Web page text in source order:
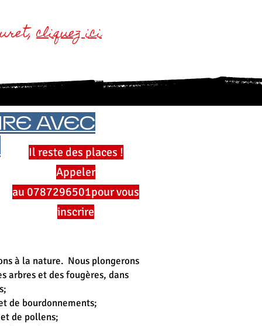
cliquez ici
AVEC
Il reste des places !
Appeler
au 0787296501pour vous
inscrire
à la nature. Nous plongerons
arbres et des fougères, dans
de bourdonnements;
de pollens;